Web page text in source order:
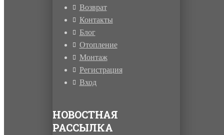
Возврат
Контакты
Блог
Отопление
Монтаж
Регистрация
Вход
НОВОСТНАЯ
РАССЫЛКА